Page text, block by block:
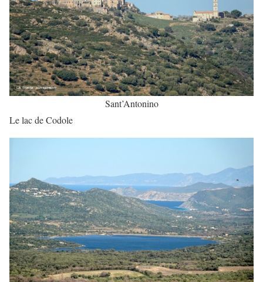
Sant’Antonino
Le lac de Codole